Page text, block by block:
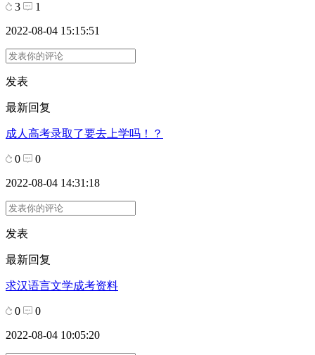
3
1
2022-08-04 15:15:51
发表
最新回复
成人高考录取了要去上学吗！？
0
0
2022-08-04 14:31:18
发表
最新回复
求汉语言文学成考资料
0
0
2022-08-04 10:05:20